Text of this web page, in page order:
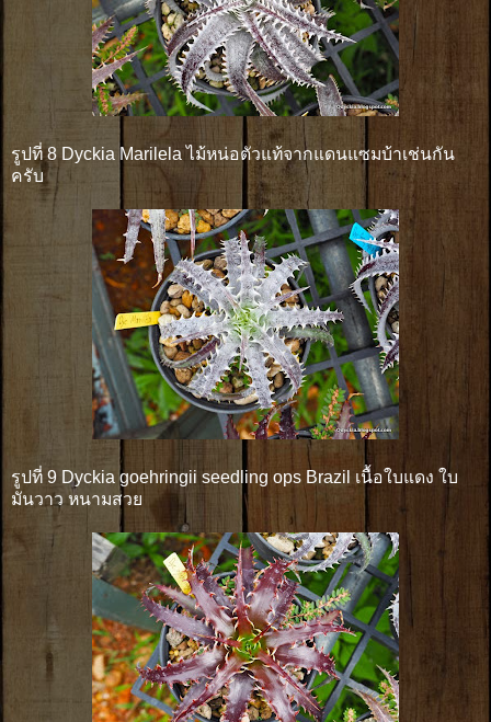
รูปที่ 8 Dyckia Marilela ไม้หน่อตัวแท้จากแดนแซมบ้าเช่นกัน
ครับ
รูปที่ 9 Dyckia goehringii seedling ops Brazil เนื้อใบแดง ใบ
มันวาว หนามสวย